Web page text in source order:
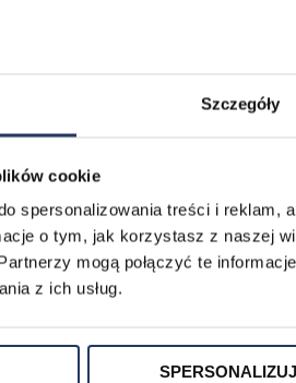
Szczegóły
cookie
spersonalizowania treści i reklam,
o tym, jak korzystasz z naszej
mogą połączyć te
z ich usług.
SPERSONALIZUJ
W dniu 16 lipca Komisja
W dniu 19 lipca na
ustawy Prawo upadłościowe,
O każdej zmianie sytuacji